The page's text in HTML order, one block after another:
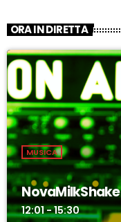
ORA IN DIRETTA
MUSICA
NovaMilkShake
12:01 - 15:30